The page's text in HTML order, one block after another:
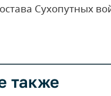
Сухопутных
также